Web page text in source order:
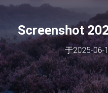
Screenshot
于2025-06-